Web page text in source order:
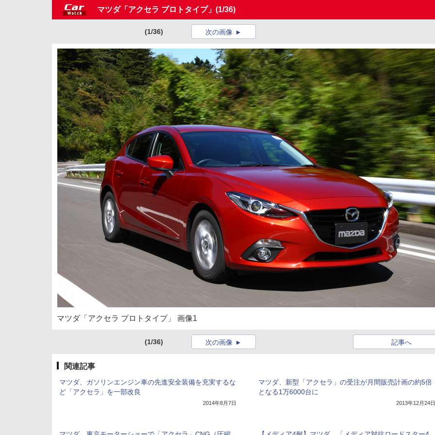
マツダ「アクセラ プロトタイプ」 (1/36)
(1/36) 次の画像
マツダ「アクセラ プロトタイプ」 画像1
(1/36) 記事へ
次の画像
関連記事
マツダ、ガソリンエンジン車の先進安全装備を充実するな
ど「アクセラ」を一部改良
2014年8月7日
マツダ、新型「アクセラ」の受注が月間販売計画の約5倍
となる1万6000台に
2013年12月24日